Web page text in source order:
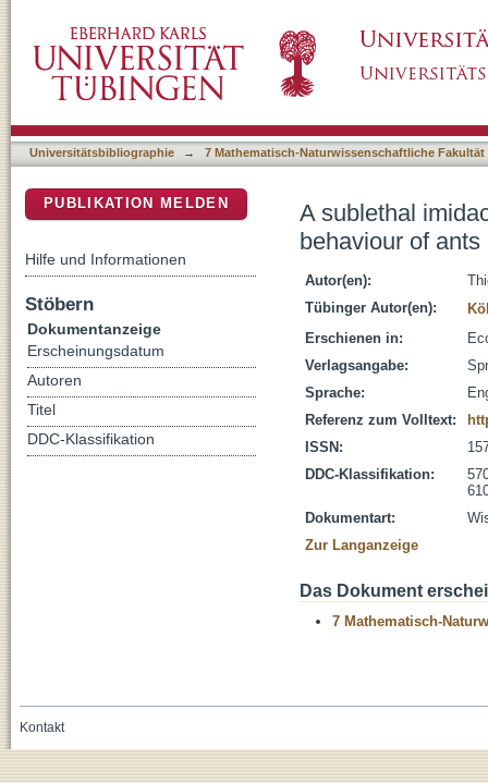
Universitätsbibliographie → 7 Mathematisch-Naturwissenschaftliche Fakultät
A sublethal
behaviour of ants
Autor(en):
Tübinger Autor(en):
Erschienen in:
Verlagsangabe:
Sprache:
Referenz zum Volltext:
ISSN:
DDC-Klassifikation:
Dokumentart:
Zur Langanzeige
Das Dokument
7 Mathematisch-
PUBLIKATION MELDEN
Hilfe und Informationen
Stöbern
Dokumentanzeige
Erscheinungsdatum
Autoren
Titel
DDC-Klassifikation
Kontakt